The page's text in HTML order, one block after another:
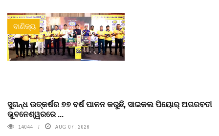
ବାଣିଜ୍ୟ
ସୁଗନ୍ଧ ଉତ୍କର୍ଷର ୭୭ ବର୍ଷ ପାଳନ କରୁଛି, ସାଇକଲ ପିୟୋର୍‌ ଅଗରବତୀ
ଭୁବନେଶ୍ୱରରେ ...
14044 AUG 07, 2026